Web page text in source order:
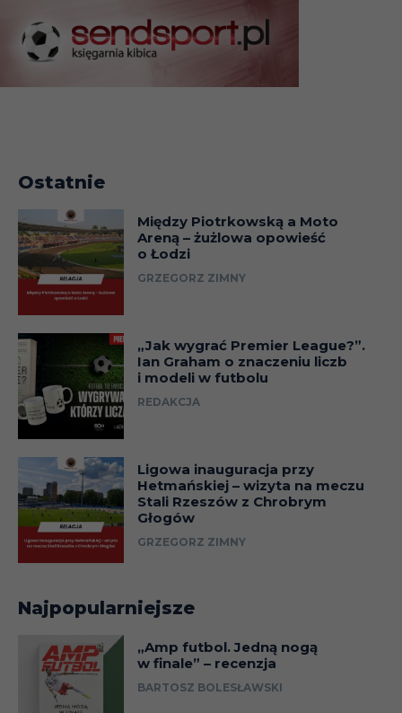
Ostatnie
Między Piotrkowską a Moto
Areną – żużlowa opowieść
o Łodzi
GRZEGORZ ZIMNY
„Jak wygrać Premier League?”.
Ian Graham o znaczeniu liczb
i modeli w futbolu
REDAKCJA
Ligowa inauguracja przy
Hetmańskiej – wizyta na meczu
Stali Rzeszów z Chrobrym
Głogów
GRZEGORZ ZIMNY
Najpopularniejsze
„Amp futbol. Jedną nogą
w finale” – recenzja
BARTOSZ BOLESŁAWSKI